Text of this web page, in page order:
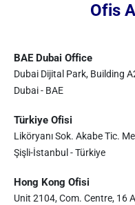
Ofis
BAE Dubai Office
Dubai Dijital Park, Building
Dubai - BAE
Türkiye Ofisi
Liköryanı Sok. Akabe Tic.
Şişli-İstanbul - Türkiye
Hong Kong Ofisi
Unit 2104, Com. Centre, 16